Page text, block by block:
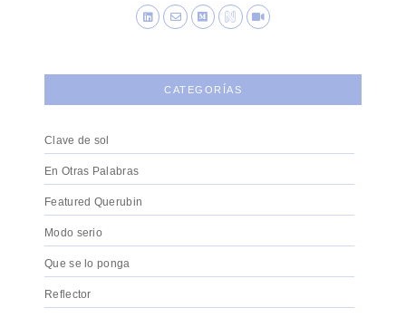
CATEGORÍAS
Clave de sol
En Otras Palabras
Featured Querubin
Modo serio
Que se lo ponga
Reflector